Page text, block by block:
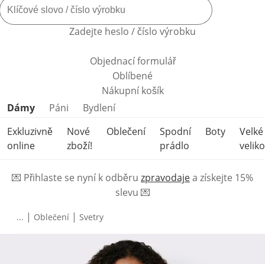
Zadejte heslo / číslo výrobku
Objednací formulář
Oblíbené
Nákupní košík
Přeskočit kategorie produktů
Dámy Páni
Bydlení
Exkluzivně
online
Nové
zboží!
Oblečení
Spodní
prádlo
Boty
Velké
💌 Přihlaste se nyní k odběru zpravodajea získejte 15%
slevu 💌
... | Oblečení | Svetry